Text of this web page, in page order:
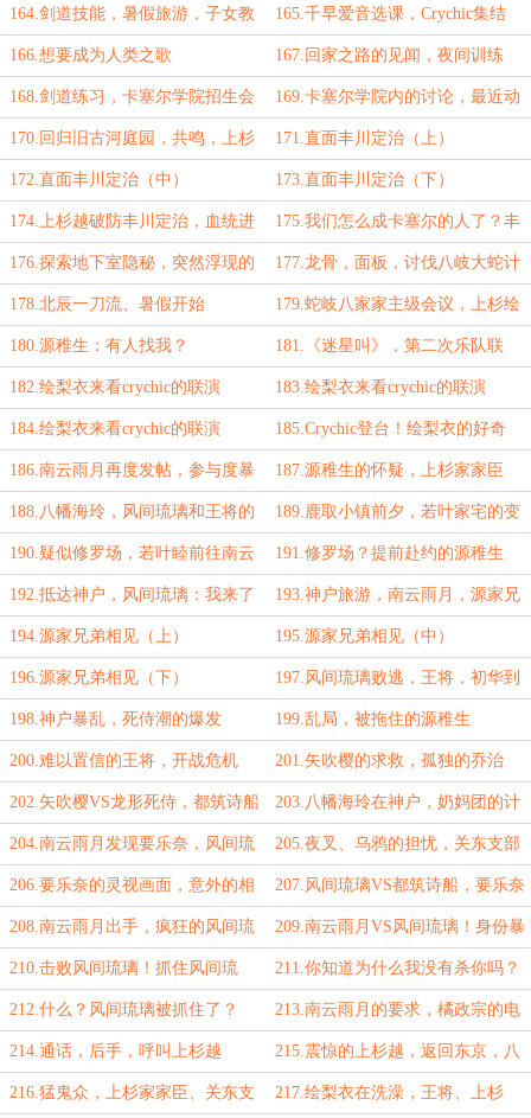
本功 栏
164.剑道技能，暑假旅游，子女教
育
165.千早爱音选课，Crychic集结
166.想要成为人类之歌 167.回家之路的见闻，夜间训练
168.剑道练习，卡塞尔学院招生会
议
169.卡塞尔学院内的讨论，最近动
态
170.回归旧古河庭园，共鸣，上杉
越赶来
171.直面丰川定治（上）
172.直面丰川定治（中） 173.直面丰川定治（下）
174.上杉越破防丰川定治，血统进
阶的隐秘
175.我们怎么成卡塞尔的人了？丰
川定治服软
176.探索地下室隐秘，突然浮现的
黄金瞳
177.龙骨，面板，讨伐八岐大蛇计
划
178.北辰一刀流、暑假开始 179.蛇岐八家家主级会议，上杉绘
梨衣
180.源稚生：有人找我？ 181.《迷星叫》，第二次乐队联
演，镜心明智流
182.绘梨衣来看crychic的联演
（上）
183.绘梨衣来看crychic的联演
（中）
184.绘梨衣来看crychic的联演
（下）
185.Crychic登台！绘梨衣的好奇
186.南云雨月再度发帖，参与度暴
涨
187.源稚生的怀疑，上杉家家臣
188.八幡海玲，风间琉璃和王将的
对话
189.鹿取小镇前夕，若叶家宅的变
故
190.疑似修罗场，若叶睦前往南云
雨月的家
191.修罗场？提前赴约的源稚生
192.抵达神户，风间琉璃：我来了 193.神户旅游，南云雨月，源家兄
弟
194.源家兄弟相见（上） 195.源家兄弟相见（中）
196.源家兄弟相见（下） 197.风间琉璃败逃，王将，初华到
来
198.神户暴乱，死侍潮的爆发 199.乱局，被拖住的源稚生
200.难以置信的王将，开战危机 201.矢吹樱的求救，孤独的乔治
202.矢吹樱VS龙形死侍，都筑诗船
的帮助
203.八幡海玲在神户，奶妈团的计
划
204.南云雨月发现要乐奈，风间琉
璃未曾离开
205.夜叉、乌鸦的担忧，关东支部
赶到
206.要乐奈的灵视画面，意外的相
遇
207.风间琉璃VS都筑诗船，要乐奈
的言灵
208.南云雨月出手，疯狂的风间琉
璃
209.南云雨月VS风间琉璃！身份暴
露
210.击败风间琉璃！抓住风间琉
璃！
211.你知道为什么我没有杀你吗？
212.什么？风间琉璃被抓住了？ 213.南云雨月的要求，橘政宗的电
话
214.通话，后手，呼叫上杉越 215.震惊的上杉越，返回东京，八
幡家
216.猛鬼众，上杉家家臣、关东支 217.绘梨衣在洗澡，王将、上杉